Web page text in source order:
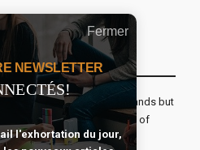
Chaque Matin
not in seeking new lands but
have secret destinations of
Fermer
NEWSLETTER
l'exhortation du jour,